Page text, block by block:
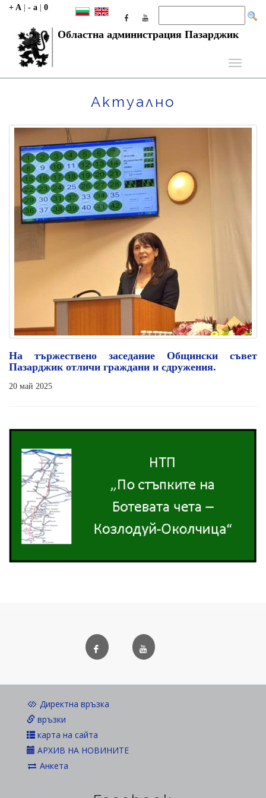
+ A - a 0
Областна администрация Пазарджик
Toggle
Актуално
На тържествено заседание Общински съвет
Пазарджик отличи граждани и сдружения.
20 май 2025
Директна връзка
връзки
карта на сайта
АРХИВ НА НОВИНИТЕ
Анкета